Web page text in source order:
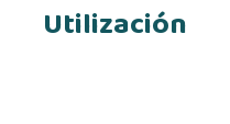
Utilización